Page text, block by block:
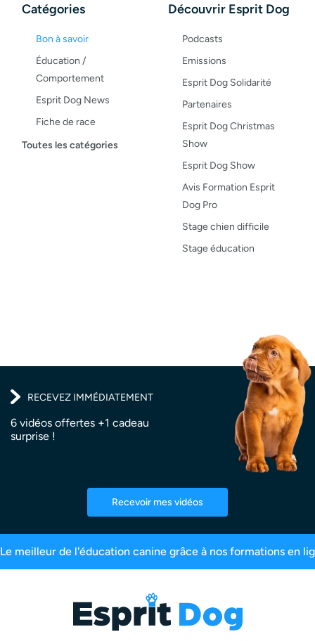
Catégories
Bon à savoir
Éducation /
Comportement
Esprit Dog News
Fiche de race
Maladies du chien
Toutes les catégories
Découvrir Esprit Dog
Podcasts
Emissions
Esprit Dog Solidarité
Partenaires
Esprit Dog Christmas
Show
Esprit Dog Show
Avis Formation Esprit
Dog Pro
Stage chien difficile
Stage éducation
RECEVEZ IMMÉDIATEMENT
6 vidéos offertes +1 cadeau
surprise !
Recevoir mes vidéos
99,6% de satisfaction 2,5 millions